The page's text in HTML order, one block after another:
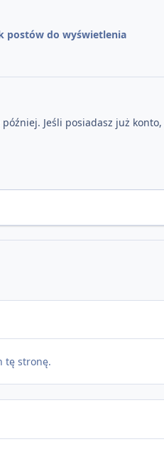
postów do wyświetlenia
Jeśli posiadasz już konto,
tę stronę.